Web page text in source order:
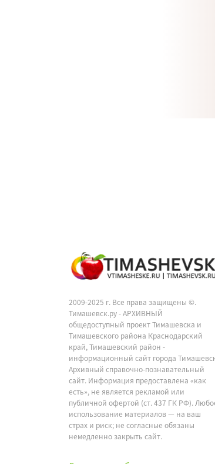
2009-2025 г. Все права защищены ©.
Тимашевск.ру - АРХИВНЫЙ
общедоступный проект Тимашевска и
Тимашевского района Краснодарский
край, Тимашевский район -
информационный сайт города
Архивный справочно-познавательный
сайт. Информация предоставлена «как
есть», не является рекламой или
публичной офертой (ст. 437 ГК РФ).
использование материалов — на ваш
страх и риск; не согласные обязаны
немедленно закрыть сайт.